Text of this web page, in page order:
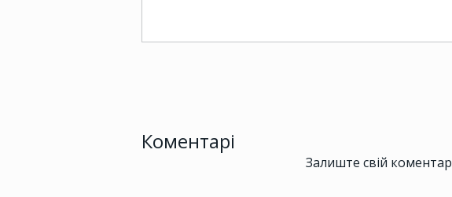
Коментарі
Залиште свій коментар